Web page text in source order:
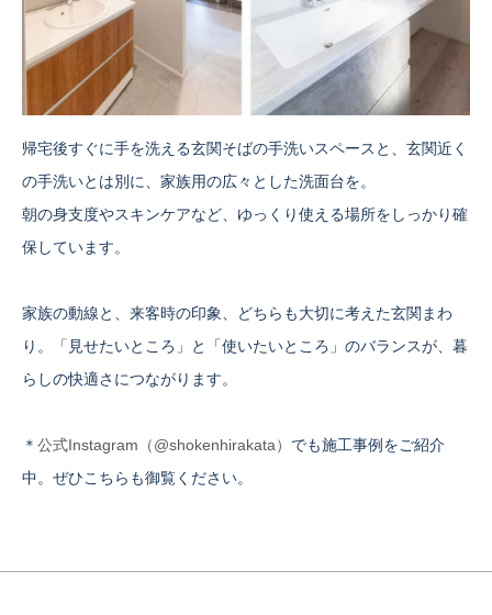
帰宅後すぐに手を洗える玄関そばの手洗いスペースと、玄関近く
の手洗いとは別に、家族用の広々とした洗面台を。
朝の身支度やスキンケアなど、ゆっくり使える場所をしっかり確
保しています。
家族の動線と、来客時の印象、どちらも大切に考えた玄関まわ
り。「見せたいところ」と「使いたいところ」のバランスが、暮
らしの快適さにつながります。
＊ 公式Instagram（@shokenhirakata） でも施工事例をご紹介
中。ぜひこちらも御覧ください。